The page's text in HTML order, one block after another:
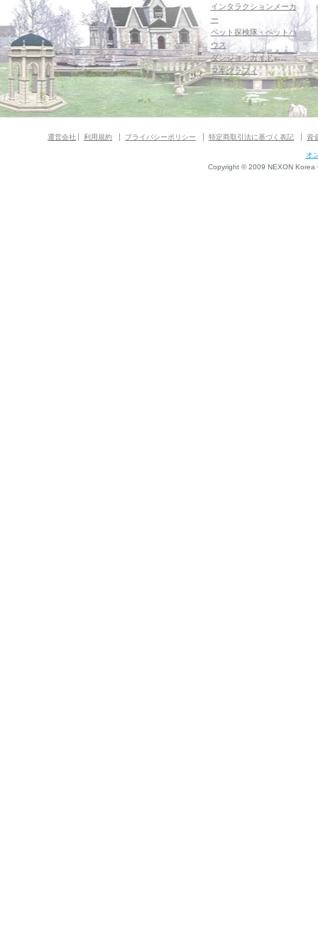
インタラクションメーカ
ー
ペット探検隊・ペットハ
ウス
ダンジョンガイド
マギグラフィ
運営会社 利用規約 プライバシーポリシー 特定商取引法に基づく表記 資
オ
Copyright © 2009 NEXON Korea